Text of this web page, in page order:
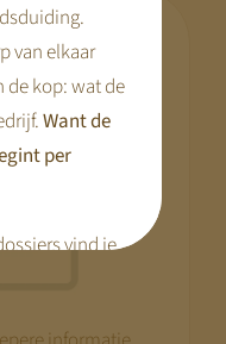
van elkaar
de kop: wat de
Want de
per
vind je